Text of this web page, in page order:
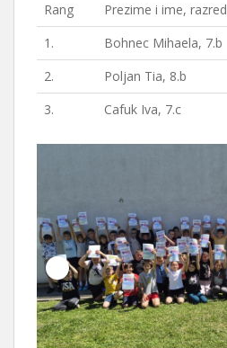
Rang Prezime i ime, razred
1.
Bohnec Mihaela, 7.b
2.
Poljan Tia, 8.b
3.
Cafuk Iva, 7.c